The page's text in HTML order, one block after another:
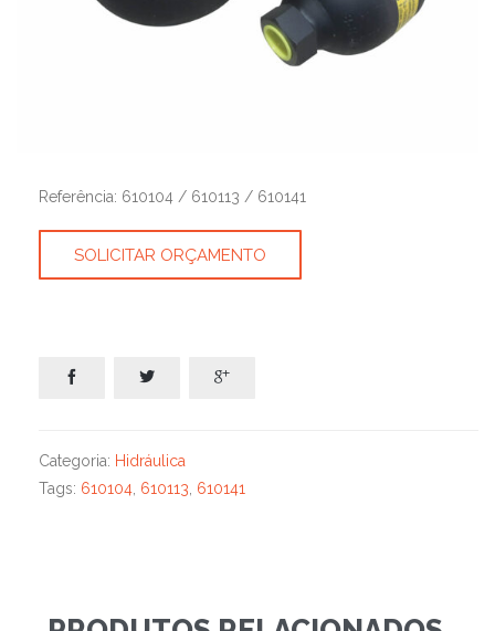
Referência: 610104 / 610113 / 610141
SOLICITAR ORÇAMENTO
  
Categoria: Hidráulica
Tags: 610104, 610113, 610141